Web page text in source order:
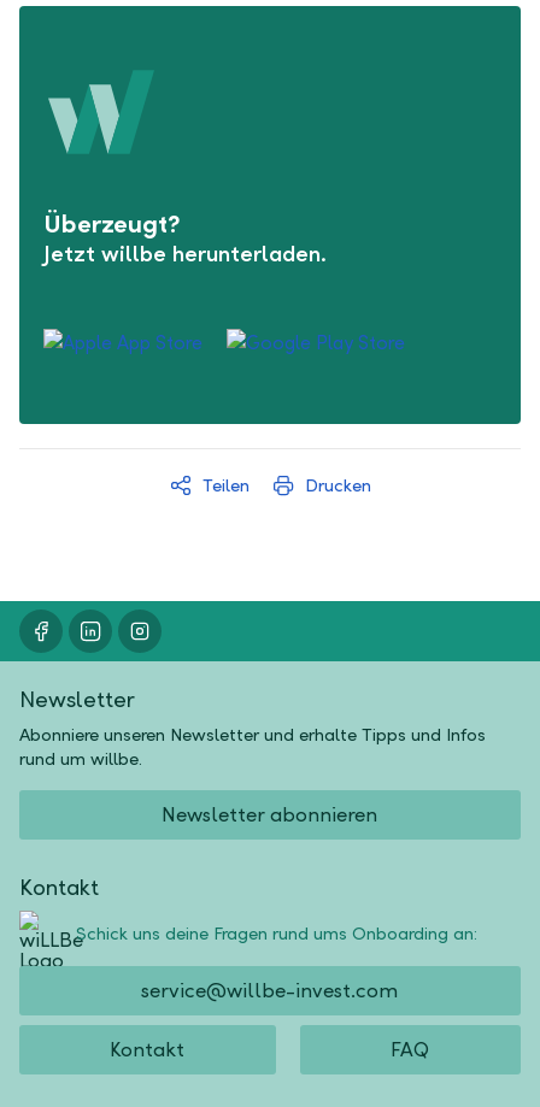
Überzeugt?
Jetzt willbe herunterladen.
Teilen Drucken
Newsletter
Abonniere unseren Newsletter und erhalte Tipps und Infos
rund um willbe.
Newsletter abonnieren
Kontakt
Schick uns deine Fragen rund ums Onboarding an:
service@willbe-invest.com
Kontakt FAQ